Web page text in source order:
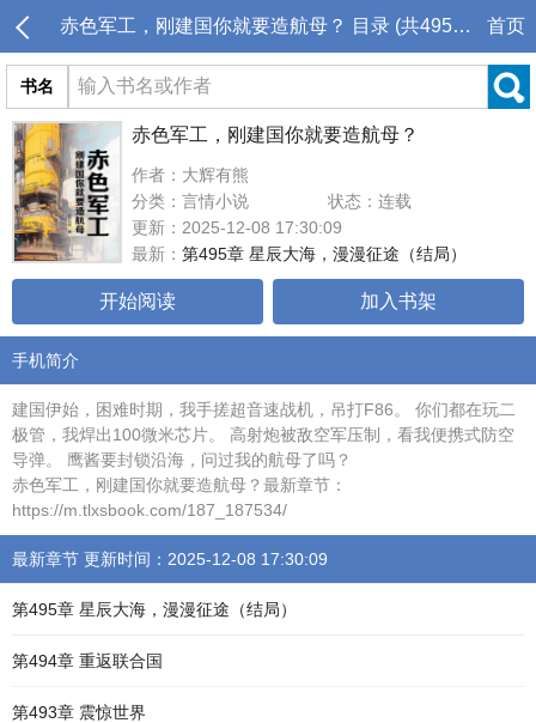
赤色军工，刚建国你就要造航母？ 目录 (共495章) 首页
书名
赤色军工，刚建国你就要造航母？
作者：大辉有熊
分类：言情小说
状态：连载
更新：2025-12-08 17:30:09
最新： 第495章 星辰大海，漫漫征途（结局）
开始阅读 加入书架
手机简介
建国伊始，困难时期，我手搓超音速战机，吊打F86。 你们都在玩二
极管，我焊出100微米芯片。 高射炮被敌空军压制，看我便携式防空
导弹。 鹰酱要封锁沿海，问过我的航母了吗？
赤色军工，刚建国你就要造航母？最新章节：
https://m.tlxsbook.com/187_187534/
最新章节 更新时间：2025-12-08 17:30:09
第495章 星辰大海，漫漫征途（结局）
第494章 重返联合国
第493章 震惊世界